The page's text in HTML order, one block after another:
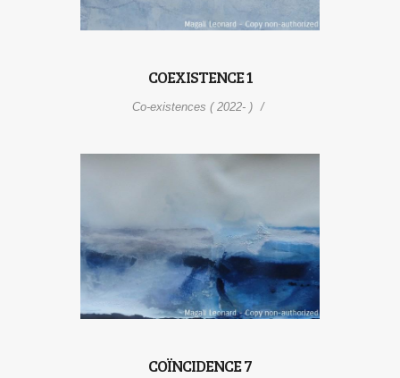
COEXISTENCE 1
Co-existences ( 2022- )
COÏNCIDENCE 7